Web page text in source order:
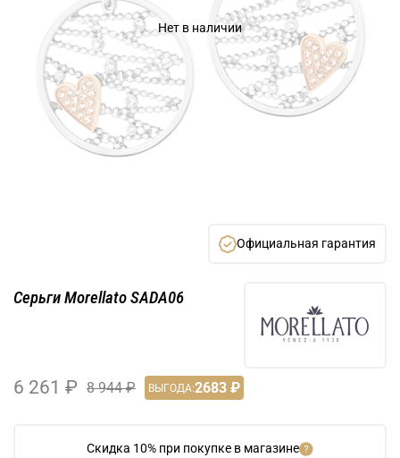
Нет в наличии
Официальная гарантия
Скидка 10% при покупке в магазине
Серьги Morellato SADA06
6 261 ₽ 8 944 ₽ ВЫГОДА:2683 ₽